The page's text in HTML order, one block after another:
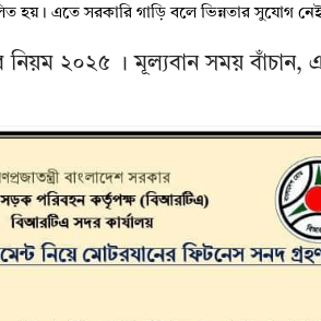
হয়। এতে সরকারি গাড়ি বলে ভিন্নতার সুযোগ
২০২৫ । মূল্যবান সময় বাঁচান,